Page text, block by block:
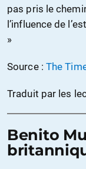
pas pris le
l’influence de
»
Source : The
Traduit par les
Benito